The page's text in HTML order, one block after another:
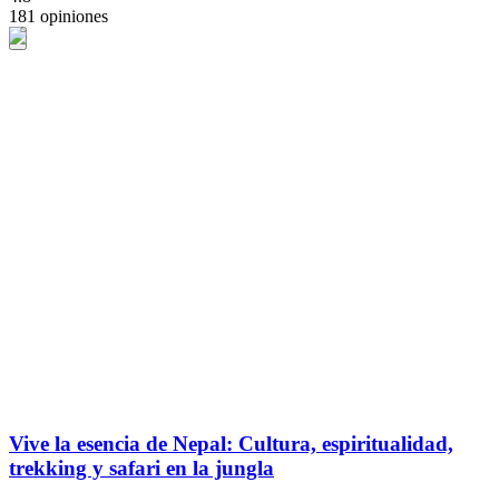
181 opiniones
Vive la esencia de Nepal: Cultura, espiritualidad,
trekking y safari en la jungla